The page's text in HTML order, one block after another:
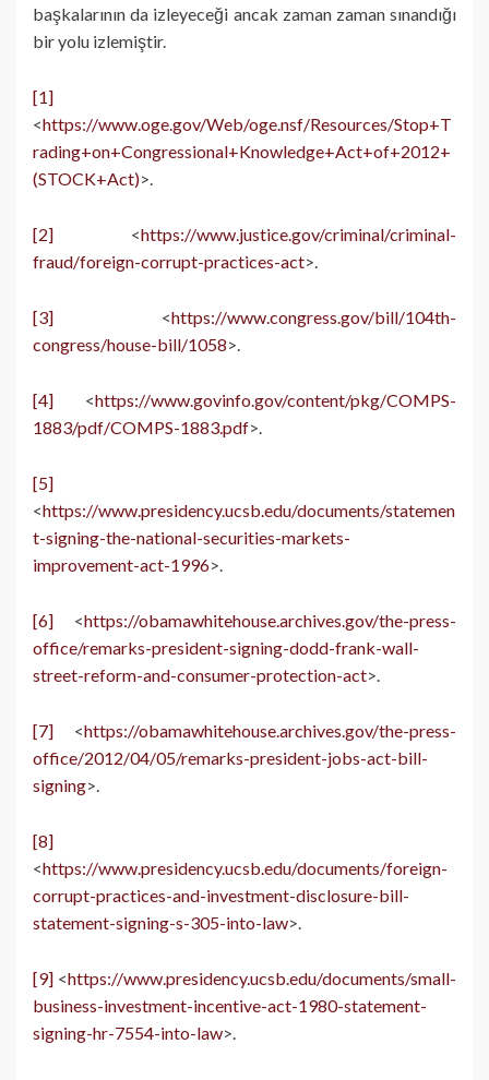
başkalarının da izleyeceği ancak zaman zaman sınandığı
bir yolu izlemiştir.
[1]
<https://www.oge.gov/Web/oge.nsf/Resources/Stop+T
rading+on+Congressional+Knowledge+Act+of+2012+
(STOCK+Act)>.
[2] <https://www.justice.gov/criminal/criminal-
fraud/foreign-corrupt-practices-act>.
[3] <https://www.congress.gov/bill/104th-
congress/house-bill/1058>.
[4] <https://www.govinfo.gov/content/pkg/COMPS-
1883/pdf/COMPS-1883.pdf>.
[5]
<https://www.presidency.ucsb.edu/documents/statemen
t-signing-the-national-securities-markets-
improvement-act-1996>.
[6] <https://obamawhitehouse.archives.gov/the-press-
office/remarks-president-signing-dodd-frank-wall-
street-reform-and-consumer-protection-act>.
[7] <https://obamawhitehouse.archives.gov/the-press-
office/2012/04/05/remarks-president-jobs-act-bill-
signing>.
[8]
<https://www.presidency.ucsb.edu/documents/foreign-
corrupt-practices-and-investment-disclosure-bill-
statement-signing-s-305-into-law>.
[9] <https://www.presidency.ucsb.edu/documents/small-
business-investment-incentive-act-1980-statement-
signing-hr-7554-into-law>.